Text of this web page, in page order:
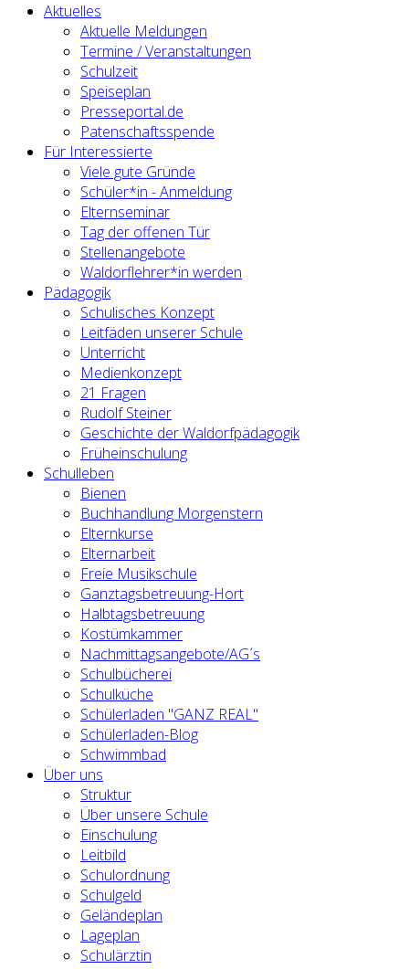
Aktuelles
Aktuelle Meldungen
Termine / Veranstaltungen
Schulzeit
Speiseplan
Presseportal.de
Patenschaftsspende
Für Interessierte
Viele gute Gründe
Schüler*in - Anmeldung
Elternseminar
Tag der offenen Tür
Stellenangebote
Waldorflehrer*in werden
Pädagogik
Schulisches Konzept
Leitfäden unserer Schule
Unterricht
Medienkonzept
21 Fragen
Rudolf Steiner
Geschichte der Waldorfpädagogik
Früheinschulung
Schulleben
Bienen
Buchhandlung Morgenstern
Elternkurse
Elternarbeit
Freie Musikschule
Ganztagsbetreuung-Hort
Halbtagsbetreuung
Kostümkammer
Nachmittagsangebote/AG´s
Schulbücherei
Schulküche
Schülerladen "GANZ REAL"
Schülerladen-Blog
Schwimmbad
Über uns
Struktur
Über unsere Schule
Einschulung
Leitbild
Schulordnung
Schulgeld
Geländeplan
Lageplan
Schulärztin